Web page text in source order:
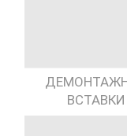
ВСТАВКИ